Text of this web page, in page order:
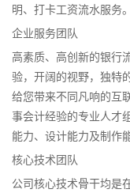
明、打卡工资流水服务。
企业服务团队
高素质、高创新的银行
验，开阔的视野，独特
给您带来不同凡响的互
事会计经验的专业人才
能力、设计能力及制作
核心技术团队
公司核心技术骨干均是